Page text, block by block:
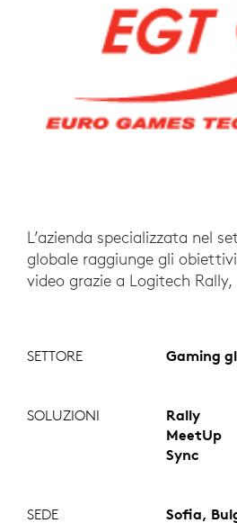
L’azienda specializzata nel
globale raggiunge gli
video grazie a Logitech
SETTORE Gaming
SOLUZIONI
Rally
MeetUp
Sync
SEDE Sofia,